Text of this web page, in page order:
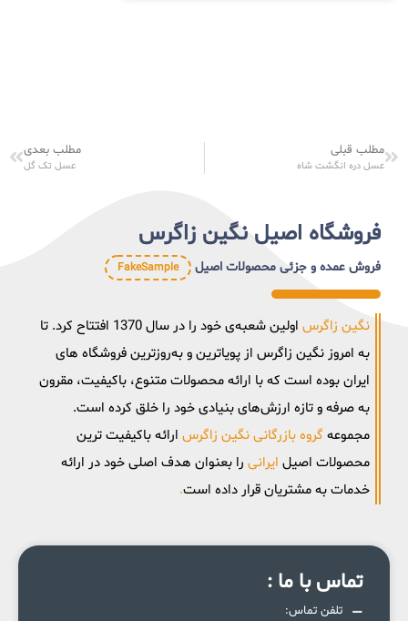
مطلب قبلی
عسل دره انگشت شاه
مطلب بعدی
عسل تک گل
فروشگاه اصیل نگین زاگرس
فروش عمده و جزئی محصولات اصیل FakeSample
نگین زاگرس
اولین شعبه‌ی خود را در سال 1370 افتتاح کرد. تا
به امروز نگین زاگرس از پویاترین و به‌روزترین فروشگاه های
ایران بوده است که با ارائه محصولات متنوع، باکیفیت، مقرون
‌به ‌صرفه و تازه ارزش‌های بنیادی خود را خلق کرده است.
مجموعه گروه بازرگانی نگین زاگرس ارائه باکیفیت ترین
محصولات اصیل ایرانی را بعنوان هدف اصلی خود در ارائه
خدمات به مشتریان قرار داده است.
تماس با ما :
تلفن تماس: